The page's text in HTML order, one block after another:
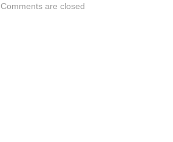
Comments are closed